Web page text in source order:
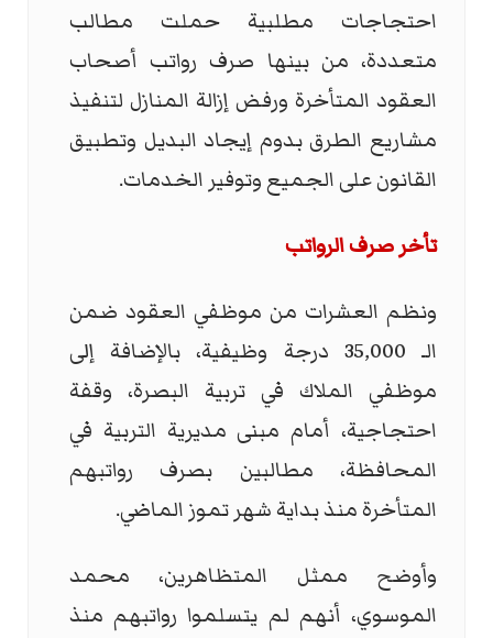
احتجاجات مطلبية حملت مطالب
متعددة، من بينها صرف رواتب أصحاب
العقود المتأخرة ورفض إزالة المنازل لتنفيذ
مشاريع الطرق بدوم إيجاد البديل وتطبيق
القانون على الجميع وتوفير الخدمات.
تأخر صرف الرواتب
ونظم العشرات من موظفي العقود ضمن
الـ 35,000 درجة وظيفية، بالإضافة إلى
موظفي الملاك في تربية البصرة، وقفة
احتجاجية، أمام مبنى مديرية التربية في
المحافظة، مطالبين بصرف رواتبهم
المتأخرة منذ بداية شهر تموز الماضي.
وأوضح ممثل المتظاهرين، محمد
الموسوي، أنهم لم يتسلموا رواتبهم منذ